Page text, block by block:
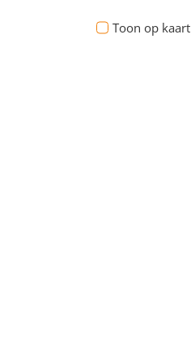
Toon op kaart